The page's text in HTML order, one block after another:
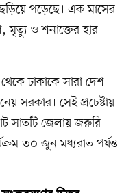
পড়েছে। এক মাসের
মৃত্যু ও শনাক্তের হার
ঢাকাকে সারা দেশ
সরকার। সেই প্রচেষ্টায়
সাতটি জেলায় জরুরি
৩০ জুন মধ্যরাত পর্যন্ত